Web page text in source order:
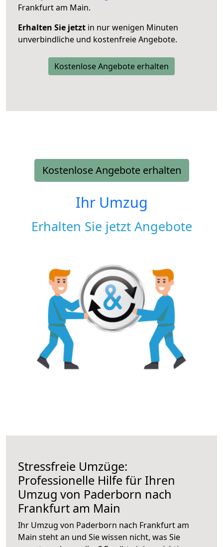
Frankfurt am Main.
Erhalten Sie jetzt in nur wenigen Minuten
unverbindliche und kostenfreie Angebote.
Kostenlose Angebote erhalten
Kostenlose Angebote erhalten
Ihr Umzug
Erhalten Sie jetzt Angebote
Stressfreie Umzüge:
Professionelle Hilfe für Ihren
Umzug von Paderborn nach
Frankfurt am Main
Ihr Umzug von Paderborn nach Frankfurt am
Main steht an und Sie wissen nicht, was Sie